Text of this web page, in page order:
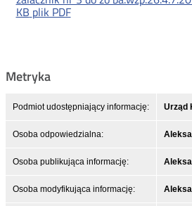
KB plik PDF
Metryka
Podmiot udostępniający informację: Urząd
Osoba odpowiedzialna:
Osoba publikująca informację:
Osoba modyfikująca informację: